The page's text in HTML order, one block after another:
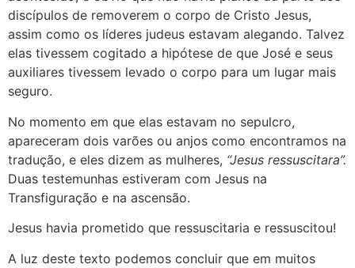
discípulos de removerem o corpo de Cristo Jesus,
assim como os líderes judeus estavam alegando. Talvez
elas tivessem cogitado a hipótese de que José e seus
auxiliares tivessem levado o corpo para um lugar mais
seguro.
No momento em que elas estavam no sepulcro,
apareceram dois varões ou anjos como encontramos na
tradução, e eles dizem as mulheres, “Jesus ressuscitara”.
Duas testemunhas estiveram com Jesus na
Transfiguração e na ascensão.
Jesus havia prometido que ressuscitaria e ressuscitou!
A luz deste texto podemos concluir que em muitos